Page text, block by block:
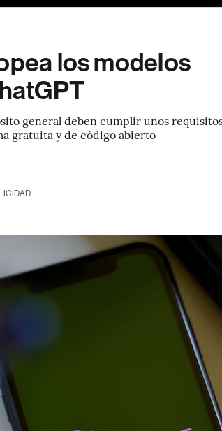
los modelos
general deben cumplir unos
gratuita y de código abierto